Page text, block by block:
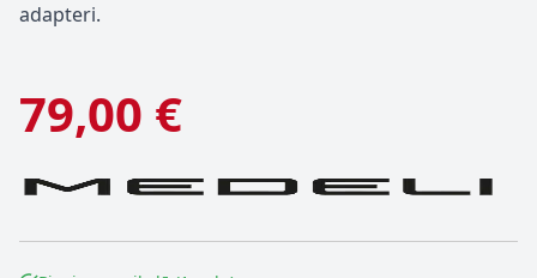
adapteri.
79,00 €